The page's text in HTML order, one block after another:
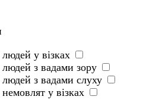
у візках
людей з вадами зору
людей з вадами слуху
у візках